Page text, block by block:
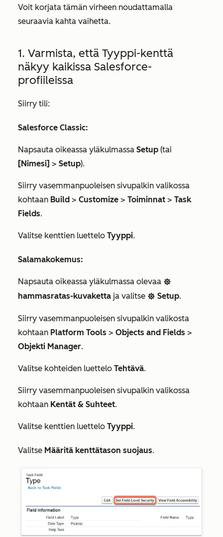
Voit korjata tämän virheen noudattamalla
seuraavia kahta vaihetta.
1. Varmista, että Tyyppi-kenttä
näkyy kaikissa Salesforce-
profiileissa
Siirry tili:
Salesforce Classic:
Napsauta oikeassa yläkulmassa Setup (tai
[Nimesi] > Setup).
Siirry vasemmanpuoleisen sivupalkin valikossa
kohtaan Build > Customize > Toiminnat > Task
Fields.
Valitse kenttien luettelo Tyyppi.
Salamakokemus:
Napsauta oikeassa yläkulmassa olevaa settings
hammasratas-kuvaketta ja valitse settings Setup.
Siirry vasemmanpuoleisen sivupalkin valikosta
kohtaan Platform Tools > Objects and Fields >
Objekti Manager.
Valitse kohteiden luettelo Tehtävä.
Siirry vasemmanpuoleisen sivupalkin valikossa
kohtaan Kentät & Suhteet.
Valitse kenttien luettelo Tyyppi.
Valitse Määritä kenttätason suojaus.